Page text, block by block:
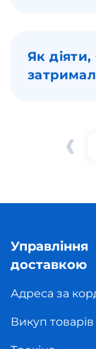
Як
Управління
доставкою
Адреса за
Викуп товарів